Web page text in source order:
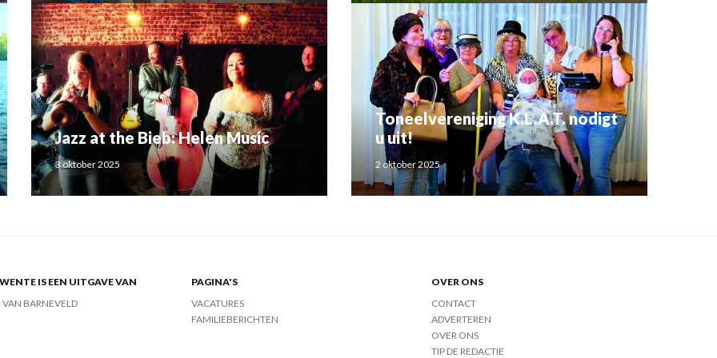
Jazz at the Bieb: Helen Music
3 oktober 2025
Toneelvereniging K.L.A.T. nodigt
u uit!
2 oktober 2025
IS EEN UITGAVE VAN
VAN BARNEVELD
PAGINA'S
VACATURES
FAMILIEBERICHTEN
OVER ONS
CONTACT
ADVERTEREN
OVER ONS
TIP DE REDACTIE